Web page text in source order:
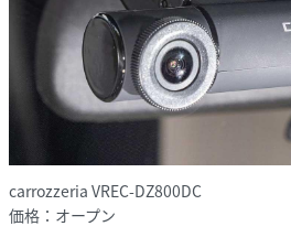
carrozzeria VREC-DZ800DC
価格：オープン